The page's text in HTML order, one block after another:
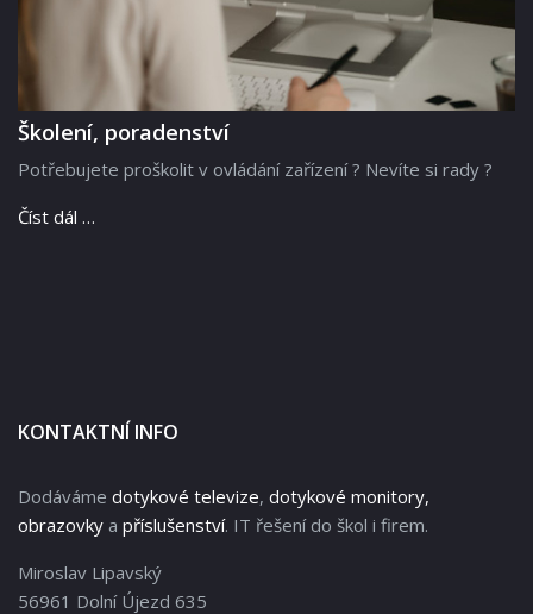
Školení, poradenství
Potřebujete proškolit v ovládání zařízení ? Nevíte si rady ?
Číst dál …
KONTAKTNÍ INFO
Dodáváme dotykové televize, dotykové monitory,
obrazovky a příslušenství. IT řešení do škol i firem.
Miroslav Lipavský
56961 Dolní Újezd 635